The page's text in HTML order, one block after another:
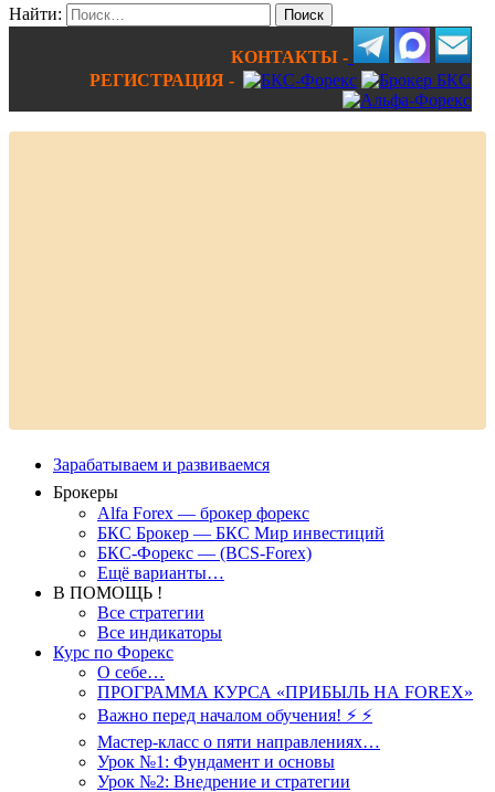
Найти:
КОНТАКТЫ -
РЕГИСТРАЦИЯ -
Зарабатываем и развиваемся
Брокеры
Alfa Forex — брокер форекс
БКС Брокер — БКС Мир инвестиций
БКС-Форекс — (BCS-Forex)
Ещё варианты…
В ПОМОЩЬ !
Все стратегии
Все индикаторы
Курс по Форекс
О себе…
ПРОГРАММА КУРСА «ПРИБЫЛЬ НА FOREX»
Важно перед началом обучения! ⚡ ⚡
Мастер-класс о пяти направлениях…
Урок №1: Фундамент и основы
Урок №2: Внедрение и стратегии